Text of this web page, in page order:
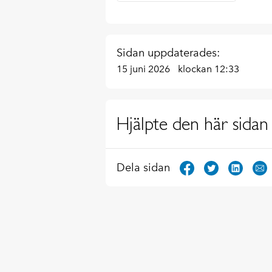
Sidan uppdaterades:
15 juni 2026 klockan 12:33
Hjälpte den här sidan
Dela sidan